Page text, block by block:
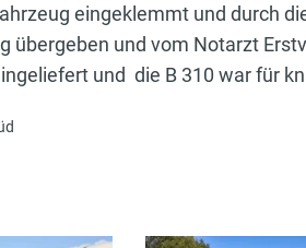
eingeklemmt und durch
übergeben und vom Notarzt
und die B 310 war für